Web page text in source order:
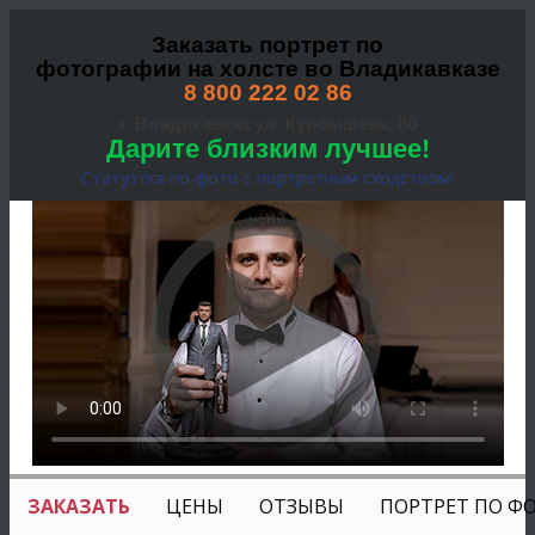
Заказать портрет по
фотографии на холсте во Владикавказе
8 800 222 02 86
Дарите близким лучшее!
Статуэтка по фото с портретным сходством!
ЗАКАЗАТЬ ЦЕНЫ ОТЗЫВЫ ПОРТРЕТ ПО